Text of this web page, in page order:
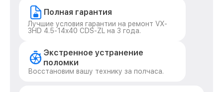
Полная гарантия
Лучшие условия гарантии на ремонт VX-
3HD 4.5-14x40 CDS-ZL на 3 года.
Экстренное устранение
поломки
Восстановим вашу технику за полчаса.